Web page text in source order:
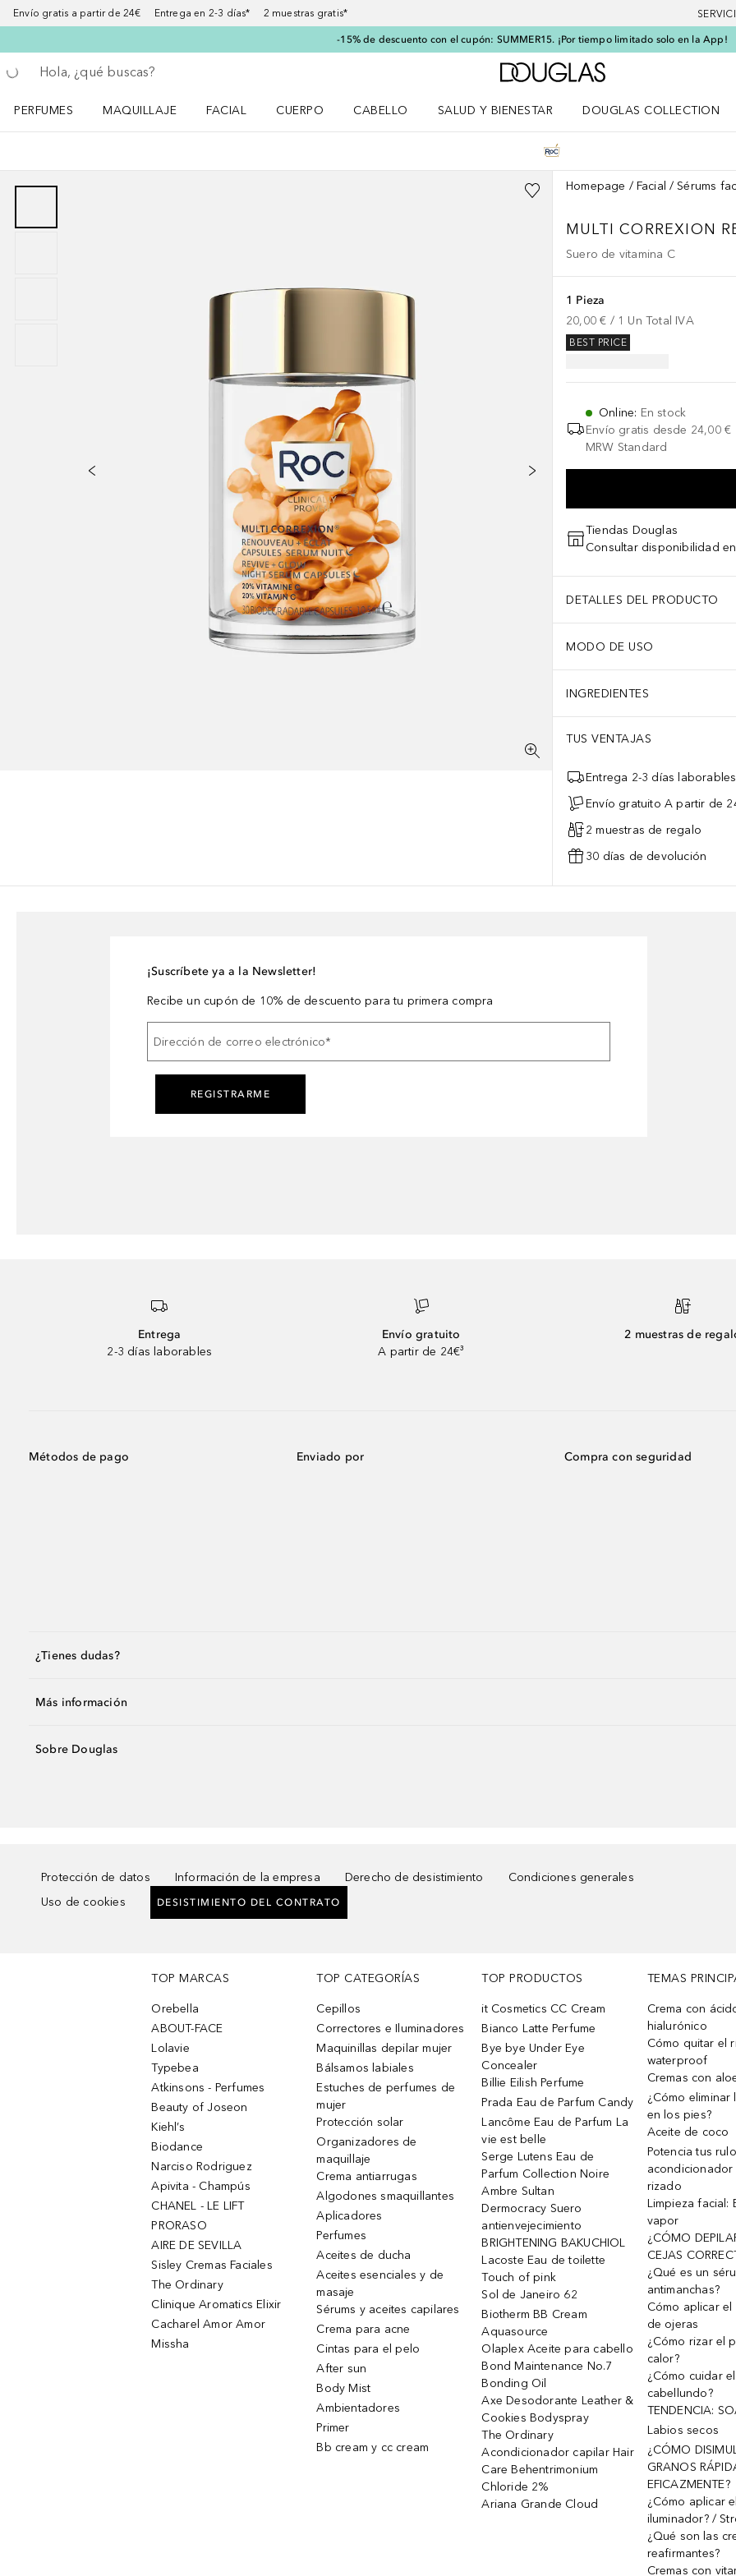
Envío gratis a partir de 24€ Entrega en 2-3 días* 2 muestras gratis*
-15% de descuento con el cupón: SUMMER15. ¡Por tiempo limitado solo en la App!
Regresar
Ejecutar búsqueda
A Douglas Home
PERFUMES
MAQUILLAJE
FACIAL
CUERPO
CABELLO
SALUD Y BIENESTAR
DOUGLAS COLLECTION
Homepage Facial Sérums
MULTI CORREXION
Suero de vitamina C
1 Pieza
20,00 € / 1 Un Total IVA
BEST PRICE
Online: En stock
Envío gratis desde 24,00 €
MRW Standard
Tiendas Douglas
Consultar disponibilidad
DETALLES DEL PRODUCTO
MODO DE USO
INGREDIENTES
TUS VENTAJAS
Entrega 2-3 días laborables
Envío gratuito A partir de
2 muestras de regalo
30 días de devolución
¡Suscríbete ya a la Newsletter!
Recibe un cupón de 10% de descuento para tu primera compra
Dirección de correo electrónico*
REGISTRARME
Entrega
2-3 días laborables
Envío gratuito
A partir de 24€³
2 muestras de
Métodos de pago Enviado por Compra con seguridad
¿Tienes dudas?
Más información
Sobre Douglas
Protección de datos Información de la empresa Derecho de desistimiento
Condiciones generales
Uso de cookies
DESISTIMIENTO DEL CONTRATO
TOP MARCAS
Orebella
ABOUT-FACE
Lolavie
Typebea
Atkinsons - Perfumes
Beauty of Joseon
Kiehl’s
Biodance
Narciso Rodriguez
Apivita - Champús
CHANEL - LE LIFT
PRORASO
AIRE DE SEVILLA
Sisley Cremas Faciales
The Ordinary
Clinique Aromatics Elixir
Cacharel Amor Amor
Missha
TOP CATEGORÍAS
Cepillos
Correctores e Iluminadores
Maquinillas depilar mujer
Bálsamos labiales
Estuches de perfumes de
mujer
Protección solar
Organizadores de
maquillaje
Crema antiarrugas
Algodones smaquillantes
Aplicadores
Perfumes
Aceites de ducha
Aceites esenciales y de
masaje
Sérums y aceites capilares
Crema para acne
Cintas para el pelo
After sun
Body Mist
Ambientadores
Primer
Bb cream y cc cream
TOP PRODUCTOS
it Cosmetics CC Cream
Bianco Latte Perfume
Bye bye Under Eye
Concealer
Billie Eilish Perfume
Prada Eau de Parfum Candy
Lancôme Eau de Parfum La
vie est belle
Serge Lutens Eau de
Parfum Collection Noire
Ambre Sultan
Dermocracy Suero
antienvejecimiento
BRIGHTENING BAKUCHIOL
Lacoste Eau de toilette
Touch of pink
Sol de Janeiro 62
Biotherm BB Cream
Aquasource
Olaplex Aceite para cabello
Bond Maintenance No.7
Bonding Oil
Axe Desodorante Leather &
Cookies Bodyspray
The Ordinary
Acondicionador capilar Hair
Care Behentrimonium
Chloride 2%
Ariana Grande Cloud
TEMAS
Crema con
hialurónico
Cómo quitar el
waterproof
Cremas con
¿Cómo eliminar
en los pies?
Aceite de coco
Potencia tus
rizado
Limpieza facial:
vapor
¿CÓMO
CEJAS
¿Qué es un
antimanchas?
Cómo aplicar
de ojeras
¿Cómo rizar el
calor?
¿Cómo cuidar
cabellundo?
TENDENCIA:
Labios secos
¿CÓMO
GRANOS
EFICAZMENTE?
¿Cómo aplicar el
iluminador? /
¿Qué son las
reafirmantes?
Cremas con